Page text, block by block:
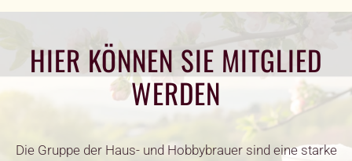
HIER KÖNNEN SIE MITGLIED
WERDEN
Die Gruppe der Haus- und Hobbybrauer sind eine starke